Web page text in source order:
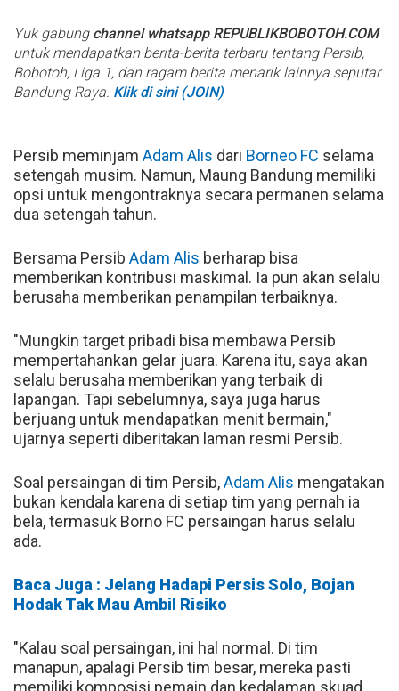
Yuk gabung channel whatsapp REPUBLIKBOBOTOH.COM
untuk mendapatkan berita-berita terbaru tentang Persib,
Bobotoh, Liga 1, dan ragam berita menarik lainnya seputar
Bandung Raya. Klik di sini (JOIN)
Persib meminjam Adam Alis dari Borneo FC selama
setengah musim. Namun, Maung Bandung memiliki
opsi untuk mengontraknya secara permanen selama
dua setengah tahun.
Bersama Persib Adam Alis berharap bisa
memberikan kontribusi maskimal. Ia pun akan selalu
berusaha memberikan penampilan terbaiknya.
"Mungkin target pribadi bisa membawa Persib
mempertahankan gelar juara. Karena itu, saya akan
selalu berusaha memberikan yang terbaik di
lapangan. Tapi sebelumnya, saya juga harus
berjuang untuk mendapatkan menit bermain,"
ujarnya seperti diberitakan laman resmi Persib.
Soal persaingan di tim Persib,Adam Alis mengatakan
bukan kendala karena di setiap tim yang pernah ia
bela, termasuk Borno FC persaingan harus selalu
ada.
Baca Juga : Jelang Hadapi Persis Solo, Bojan
Hodak Tak Mau Ambil Risiko
"Kalau soal persaingan, ini hal normal. Di tim
manapun, apalagi Persib tim besar, mereka pasti
memiliki komposisi pemain dan kedalaman skuad